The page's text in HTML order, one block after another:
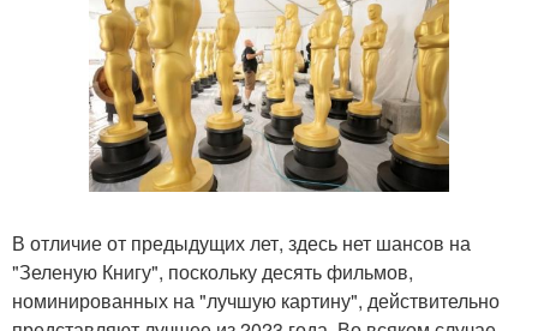
В отличие от предыдущих лет, здесь нет шансов на
"Зеленую Книгу", поскольку десять фильмов,
номинированных на "лучшую картину", действительно